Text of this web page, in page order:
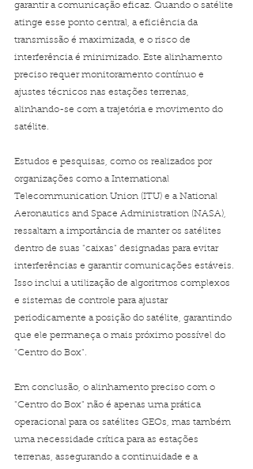
garantir a comunicação eficaz. Quando o satélite
atinge esse ponto central, a eficiência da
transmissão é maximizada, e o risco de
interferência é minimizado. Este alinhamento
preciso requer monitoramento contínuo e
ajustes técnicos nas estações terrenas,
alinhando-se com a trajetória e movimento do
satélite.
Estudos e pesquisas, como os realizados por
organizações como a International
Telecommunication Union (ITU) e a National
Aeronautics and Space Administration (NASA),
ressaltam a importância de manter os satélites
dentro de suas "caixas" designadas para evitar
interferências e garantir comunicações estáveis.
Isso inclui a utilização de algoritmos complexos
e sistemas de controle para ajustar
periodicamente a posição do satélite, garantindo
que ele permaneça o mais próximo possível do
"Centro do Box".
Em conclusão, o alinhamento preciso com o
"Centro do Box" não é apenas uma prática
operacional para os satélites GEOs, mas também
uma necessidade crítica para as estações
terrenas, assegurando a continuidade e a